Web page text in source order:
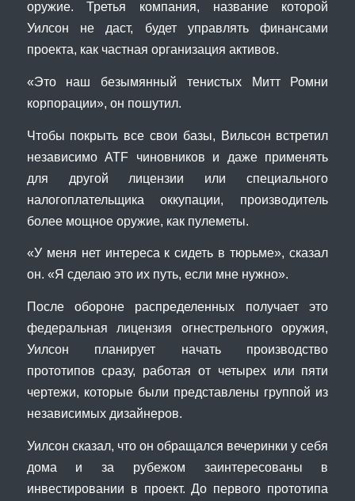
оружие. Третья компания, название которой
Уилсон не даст, будет управлять финансами
проекта, как частная организация активов.
«Это наш безымянный тенистых Митт Ромни
корпорации», он пошутил.
Чтобы покрыть все свои базы, Вильсон встретил
независимо ATF чиновников и даже применять
для другой лицензии или специального
налогоплательщика оккупации, производитель
более мощное оружие, как пулеметы.
«У меня нет интереса к сидеть в тюрьме», сказал
он. «Я сделаю это их путь, если мне нужно».
После обороне распределенных получает это
федеральная лицензия огнестрельного оружия,
Уилсон планирует начать производство
прототипов сразу, работая от четырех или пяти
чертежи, которые были представлены группой из
независимых дизайнеров.
Уилсон сказал, что он обращался вечеринки у себя
дома и за рубежом заинтересованы в
инвестировании в проект. До первого прототипа